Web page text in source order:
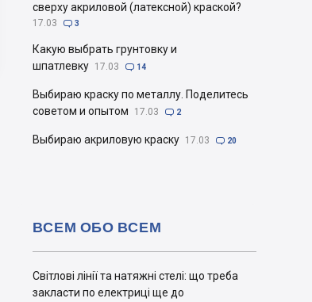
сверху акриловой (латексной) краской?
17.03  3
Какую выбрать грунтовку и
шпатлевку 17.03  14
Выбираю краску по металлу. Поделитесь
советом и опытом
17.03  2
Выбираю акриловую краску 17.03  20
Світлові лінії та натяжні стелі: що треба
закласти по електриці ще до
ВСЕМ ОБО ВСЕМ